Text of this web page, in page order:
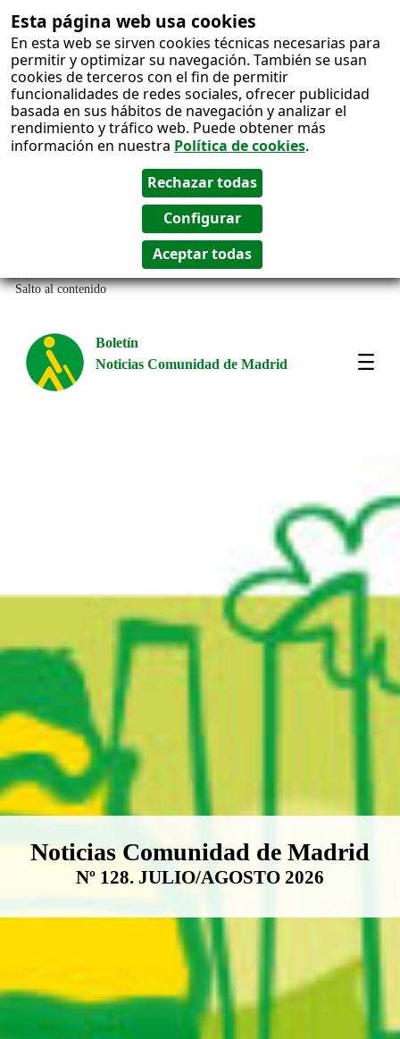
Esta página web usa cookies
En esta web se sirven cookies técnicas necesarias para
permitir y optimizar su navegación. También se usan
cookies de terceros con el fin de permitir
funcionalidades de redes sociales, ofrecer publicidad
basada en sus hábitos de navegación y analizar el
rendimiento y tráfico web. Puede obtener más
información en nuestra Política de cookies.
Salto al contenido
Boletín
Noticias Comunidad de Madrid
Boletín Noticias Comunidad de
Noticias Comunidad de Madrid
Nº 128. JULIO/AGOSTO 2026